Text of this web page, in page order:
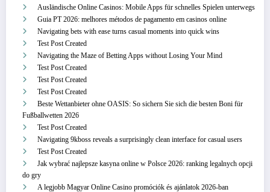
Ausländische Online Casinos: Mobile Apps für schnelles Spielen unterwegs
Guia PT 2026: melhores métodos de pagamento em casinos online
Navigating bets with ease turns casual moments into quick wins
Test Post Created
Navigating the Maze of Betting Apps without Losing Your Mind
Test Post Created
Test Post Created
Test Post Created
Beste Wettanbieter ohne OASIS: So sichern Sie sich die besten Boni für
Fußballwetten 2026
Test Post Created
Navigating 9kboss reveals a surprisingly clean interface for casual users
Test Post Created
Jak wybrać najlepsze kasyna online w Polsce 2026: ranking legalnych opcji
do gry
A legjobb Magyar Online Casino promóciók és ajánlatok 2026-ban